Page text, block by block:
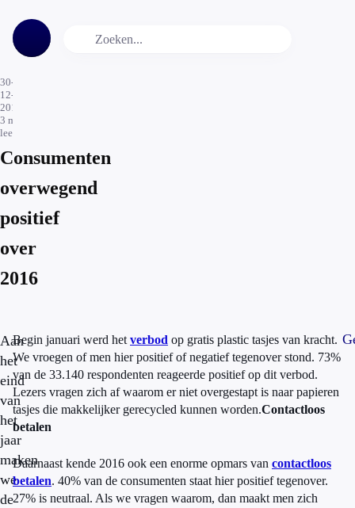
30-
12-
2016
3 min.
leestijd
Consumenten
overwegend
positief
over
2016
Aan
het
eind
van
het
jaar
maken
we
de
Begin januari werd het verbod op gratis plastic tasjes van kracht.
We vroegen of men hier positief of negatief tegenover stond. 73%
van de 33.140 respondenten reageerde positief op dit verbod.
Lezers vragen zich af waarom er niet overgestapt is naar papieren
tasjes die makkelijker gerecycled kunnen worden.Contactloos
betalen
Daarnaast kende 2016 ook een enorme opmars van contactloos
betalen. 40% van de consumenten staat hier positief tegenover.
27% is neutraal. Als we vragen waarom, dan maakt men zich